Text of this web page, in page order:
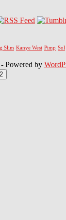
Slim Kanye West Pimp Sol
Powered by